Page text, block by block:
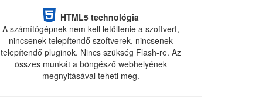
HTML5 technológia
A számítógépnek nem kell letöltenie a szoftvert,
nincsenek telepítendő szoftverek, nincsenek
telepítendő pluginok. Nincs szükség Flash-re. Az
összes munkát a böngésző webhelyének
megnyitásával teheti meg.